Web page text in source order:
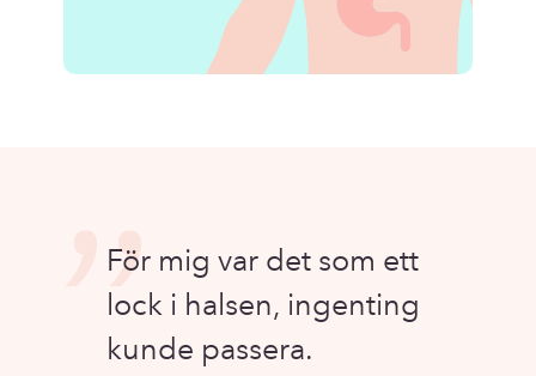
För mig var det som ett
lock i halsen, ingenting
kunde passera.